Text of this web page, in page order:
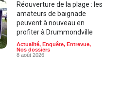
Réouverture de la plage : les
amateurs de baignade
peuvent à nouveau en
profiter à Drummondville
Actualité, Enquête, Entrevue,
Nos dossiers
8 août 2026